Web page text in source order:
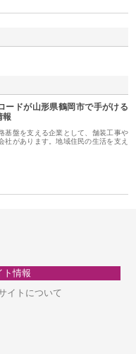
ードが山形県鶴岡市で手がける
報
基盤を支える企業として、舗装工事や
社があります。地域住民の生活を支え
ト情報
イトについて